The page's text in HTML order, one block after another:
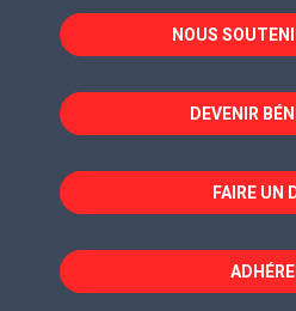
dans
une
fenêtre
une
NOUS
DEVENIR
FAIRE UN